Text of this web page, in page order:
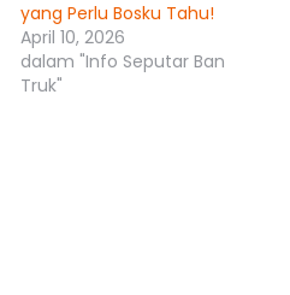
yang Perlu Bosku Tahu!
April 10, 2026
dalam "Info Seputar Ban
Truk"